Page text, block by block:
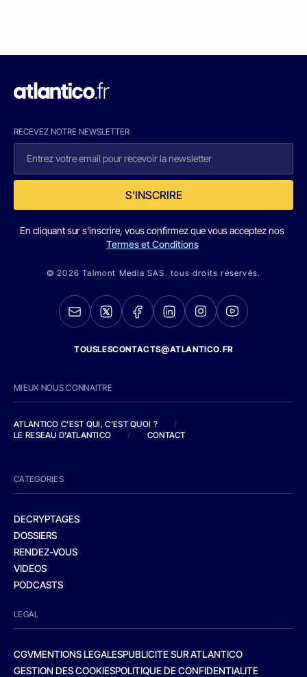
RECEVEZ NOTRE NEWSLETTER
S'INSCRIRE
En cliquant sur s'inscrire, vous confirmez que vous acceptez nos
Termes et Conditions
© 2026 Talmont Media SAS. tous droits réservés.
TOUSLESCONTACTS@ATLANTICO.FR
MIEUX NOUS CONNAITRE
ATLANTICO C'EST QUI, C'EST QUOI ?
/
LE RESEAU D'ATLANTICO
/ CONTACT
CATEGORIES
DECRYPTAGES
DOSSIERS
RENDEZ-VOUS
VIDEOS
PODCASTS
LEGAL
CGVMENTIONS LEGALESPUBLICITE SUR ATLANTICO
GESTION DES COOKIESPOLITIQUE DE CONFIDENTIALITE